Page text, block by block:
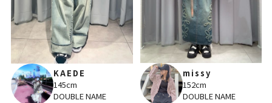
KAEDE
145cm
DOUBLE NAME
missy
152cm
DOUBLE NAME